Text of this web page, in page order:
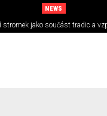
NEWS
stromek jako součást tradic a